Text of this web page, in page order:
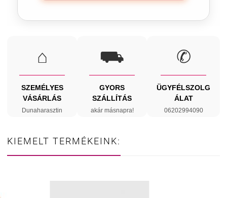
⌂
SZEMÉLYES
VÁSÁRLÁS
Dunaharasztin
⛟
GYORS
SZÁLLÍTÁS
akár másnapra!
✆
ÜGYFÉLSZOLG
ÁLAT
06202994090
KIEMELT TERMÉKEINK: